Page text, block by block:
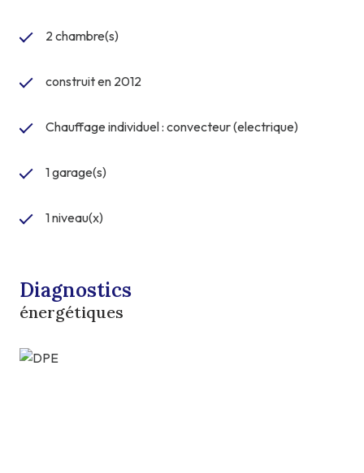
2 chambre(s)
construit en 2012
Chauffage individuel : convecteur (electrique)
1 garage(s)
1 niveau(x)
Diagnostics
énergétiques